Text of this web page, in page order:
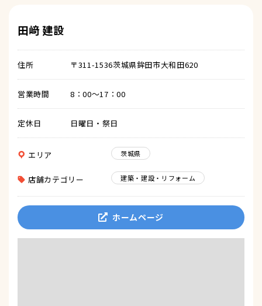
田﨑 建設
住所 〒311-1536茨城県鉾田市大和田620
営業時間 8：00～17：00
定休日 日曜日・祭日
エリア 茨城県
店舗カテゴリー 建築・建設・リフォーム
ホームページ